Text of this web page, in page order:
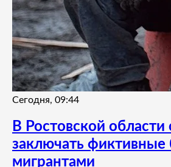
Сегодня, 09:44
В Ростовской области
заключать фиктивные
мигрантами